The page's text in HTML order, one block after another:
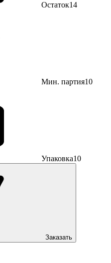
Остаток14
Мин. партия10
Упаковка10
Заказать